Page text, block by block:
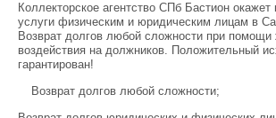
Коллекторское агентство СПб Бастион окажет
услуги физическим и юридическим лицам в
Возврат долгов любой сложности при помощи
воздействия на должников. Положительный
гарантирован!
Возврат долгов любой сложности;